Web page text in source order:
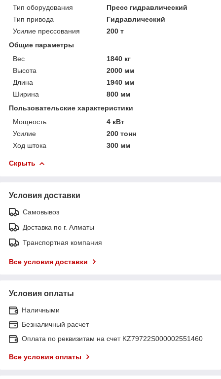
Тип оборудования
Пресс гидравлический
Тип привода
Гидравлический
Усилие прессования
200 т
Общие параметры
Вес
1840 кг
Высота
2000 мм
Длина
1940 мм
Ширина
800 мм
Пользовательские характеристики
Мощность
4 кВт
Усилие
200 тонн
Ход штока
300 мм
Скрыть
Условия доставки
Самовывоз
Доставка по г. Алматы
Транспортная компания
Все условия доставки
Условия оплаты
Наличными
Безналичный расчет
Оплата по реквизитам на счет KZ79722S000002551460
Все условия оплаты